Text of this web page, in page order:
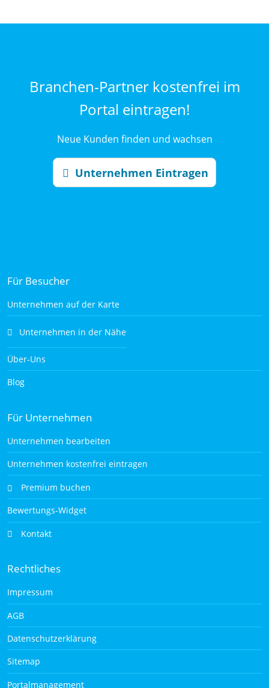
Branchen-Partner kostenfrei im
Portal eintragen!
Neue Kunden finden und wachsen
Unternehmen Eintragen
Für Besucher
Unternehmen auf der Karte
Unternehmen in der Nähe
Über-Uns
Blog
Für Unternehmen
Unternehmen bearbeiten
Unternehmen kostenfrei eintragen
Premium buchen
Bewertungs-Widget
Kontakt
Rechtliches
Impressum
AGB
Datenschutzerklärung
Sitemap
Portalmanagement